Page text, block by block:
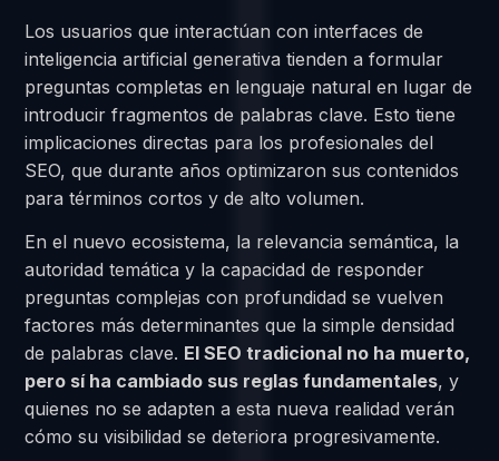
Los usuarios que interactúan con interfaces de
inteligencia artificial generativa tienden a formular
preguntas completas en lenguaje natural en lugar de
introducir fragmentos de palabras clave. Esto tiene
implicaciones directas para los profesionales del
SEO, que durante años optimizaron sus contenidos
para términos cortos y de alto volumen.
En el nuevo ecosistema, la relevancia semántica, la
autoridad temática y la capacidad de responder
preguntas complejas con profundidad se vuelven
factores más determinantes que la simple densidad
de palabras clave. El SEO tradicional no ha muerto,
pero sí ha cambiado sus reglas fundamentales, y
quienes no se adapten a esta nueva realidad verán
cómo su visibilidad se deteriora progresivamente.